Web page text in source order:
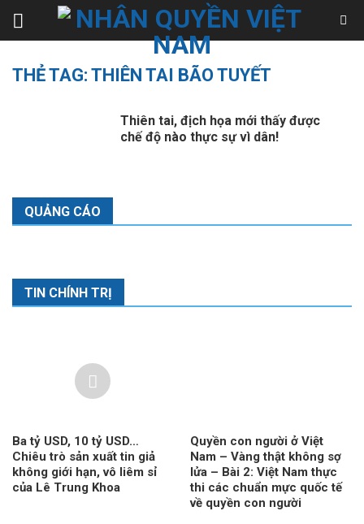
Skip
THẺ TAG: THIÊN TAI BÃO TUYẾT
Thiên tai, địch họa mới thấy được
chế độ nào thực sự vì dân!
QUẢNG CÁO
TIN CHÍNH TRỊ
Ba tỷ USD, 10 tỷ USD…
Chiêu trò sản xuất tin giả
không giới hạn, vô liêm sỉ
của Lê Trung Khoa
Quyền con người ở Việt
Nam – Vàng thật không sợ
lửa – Bài 2: Việt Nam thực
thi các chuẩn mực quốc tế
về quyền con người